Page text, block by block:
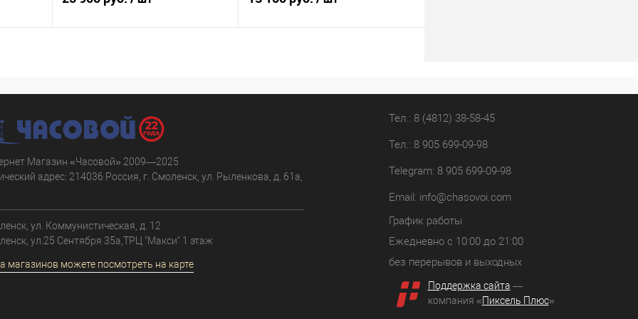
Купить в 1 клик
К сравнению
В избранное
Купить в 1 клик
К сравнению
В наличии
Магазин «Часовой» 2009—2025
адрес: 214036 Россия, г. Смоленск, ул. Рыленкова, д. 61а,
ул. Коммунистическая, д. 12
ул.25 Сентября 35а,ТРЦ "Макси" 1 этаж
магазинов можете посмотреть на карте
Тел.: 8 (4812) 38-58-45
Тел.: 8 905 699-09-98
Telegram: 8 905 699-09-98
Email: info@chasovoi.com
График работы
Ежедневно с 10:00 до 21:00
без перерывов и выходных
Поддержка сайта —
компания «Пиксель Плюс»